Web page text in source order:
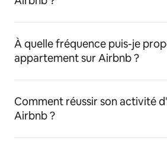
À quelle fréquence puis-je
appartement sur Airbnb ?
Comment réussir son activité
Airbnb ?